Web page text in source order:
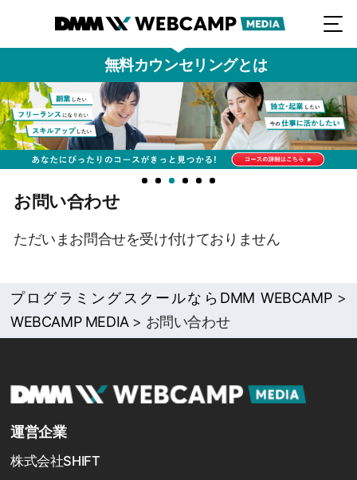
無料カウンセリングとは
お問い合わせ
ただいまお問合せを受け付けておりません
プログラミングスクールならDMM WEBCAMP>
WEBCAMP MEDIA> お問い合わせ
運営企業
株式会社SHIFT